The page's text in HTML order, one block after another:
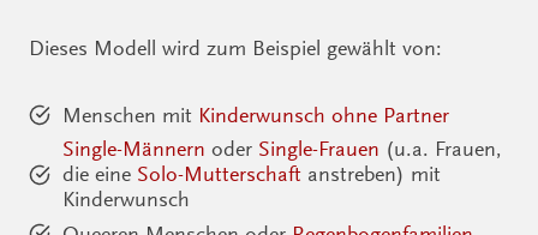
Dieses Modell wird zum Beispiel gewählt von:
Menschen mit Kinderwunsch ohne Partner
Single-Männern oder Single-Frauen (u.a. Frauen,
die eine Solo-Mutterschaft anstreben) mit
Kinderwunsch